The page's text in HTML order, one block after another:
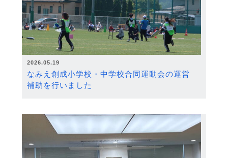
2026.05.19
なみえ創成小学校・中学校合同運動会の運営
補助を行いました